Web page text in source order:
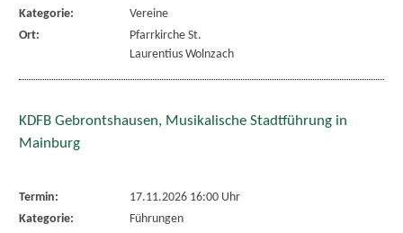
Kategorie:
Vereine
Ort:
Pfarrkirche St.
Laurentius Wolnzach
KDFB Gebrontshausen, Musikalische Stadtführung in
Mainburg
Termin:
17.11.2026 16:00 Uhr
Kategorie:
Führungen